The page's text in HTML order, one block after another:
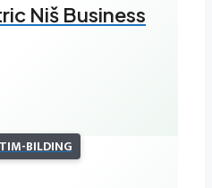
Niš Business
BILDING